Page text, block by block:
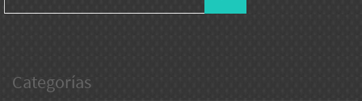
Categorías